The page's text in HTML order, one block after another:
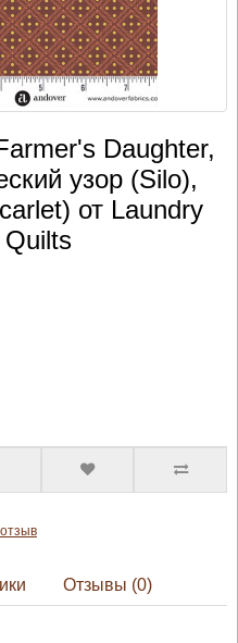
Daughter,
узор (Silo),
от Laundry
Отзывы (0)